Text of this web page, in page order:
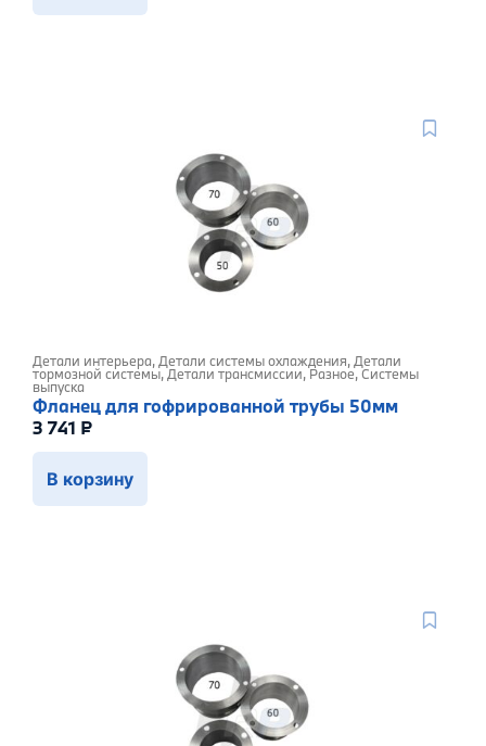
Детали интерьера,Детали системы охлаждения,Детали
тормозной системы,Детали трансмиссии,Разное,Системы
выпуска
Фланец для гофрированной трубы 50мм
3 741 ₽
В корзину